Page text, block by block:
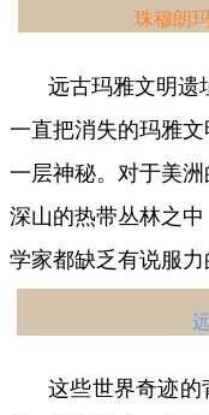
珠穆朗
远古玛雅文明遗
一直把消失的玛雅
一层神秘。对于美
深山的热带丛林之
学家都缺乏有说服力
这些世界奇迹的